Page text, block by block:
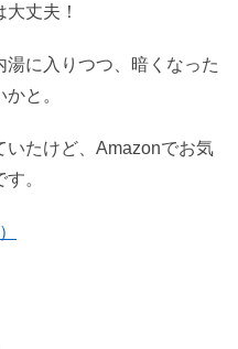
丈夫！
に入りつつ、暗くなった
と。
いたけど、Amazonでお気
。